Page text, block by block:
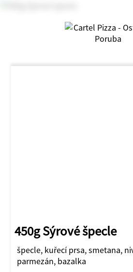
450g Sýrové špecle
špecle, kuřecí prsa, smetana,
parmezán, bazalka